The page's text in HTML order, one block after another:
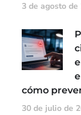
3 de agosto de
cómo
30 de julio de